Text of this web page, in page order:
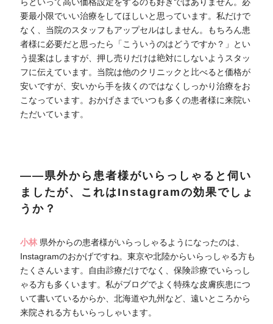
要最小限でいい治療をしてほしいと思っています。私だけで
なく、当院のスタッフもアップセルはしません。もちろん患
者様に必要だと思ったら「こういうのはどうですか？」とい
う提案はしますが、押し売りだけは絶対にしないようスタッ
フに伝えています。当院は他のクリニックと比べると価格が
安いですが、安いから手を抜くのではなくしっかり治療をお
こなっています。おかげさまでいつも多くの患者様に来院い
ただいています。
――県外から患者様がいらっしゃると伺い
ましたが、これは Instagramの効果でしょ
うか？
小林 県外からの患者様がいらっしゃるようになったのは、
Instagramのおかげですね。東京や北陸からいらっしゃる方も
たくさんいます。自由診療だけでなく、保険診療でいらっし
ゃる方も多くいます。私がブログでよく特殊な皮膚疾患につ
いて書いているからか、北海道や九州など、遠いところから
来院される方もいらっしゃいます。